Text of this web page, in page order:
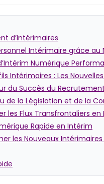
d’Intérimaires
Intérimaire grâce au
Numérique
Intérimaires : Les
du Succès du
de la Législation et de la
les Flux Transfrontaliers en
Rapide en Intérim
les Nouveaux